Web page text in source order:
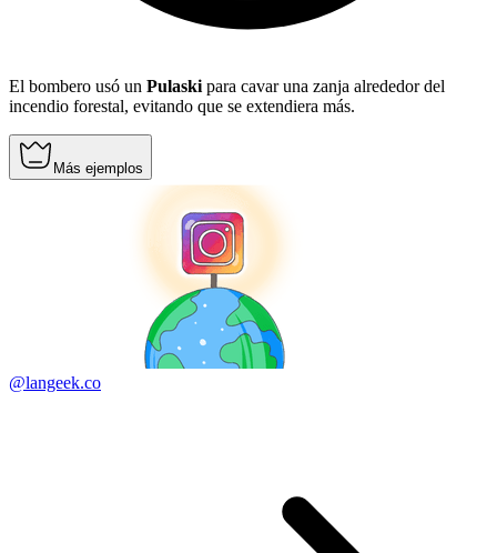
El bombero usó un Pulaski para cavar una zanja alrededor del
incendio forestal, evitando que se extendiera más.
Más ejemplos
@langeek.co